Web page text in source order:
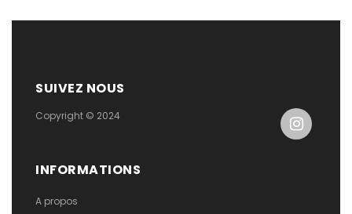
SUIVEZ NOUS
Copyright © 2024
INFORMATIONS
A propos